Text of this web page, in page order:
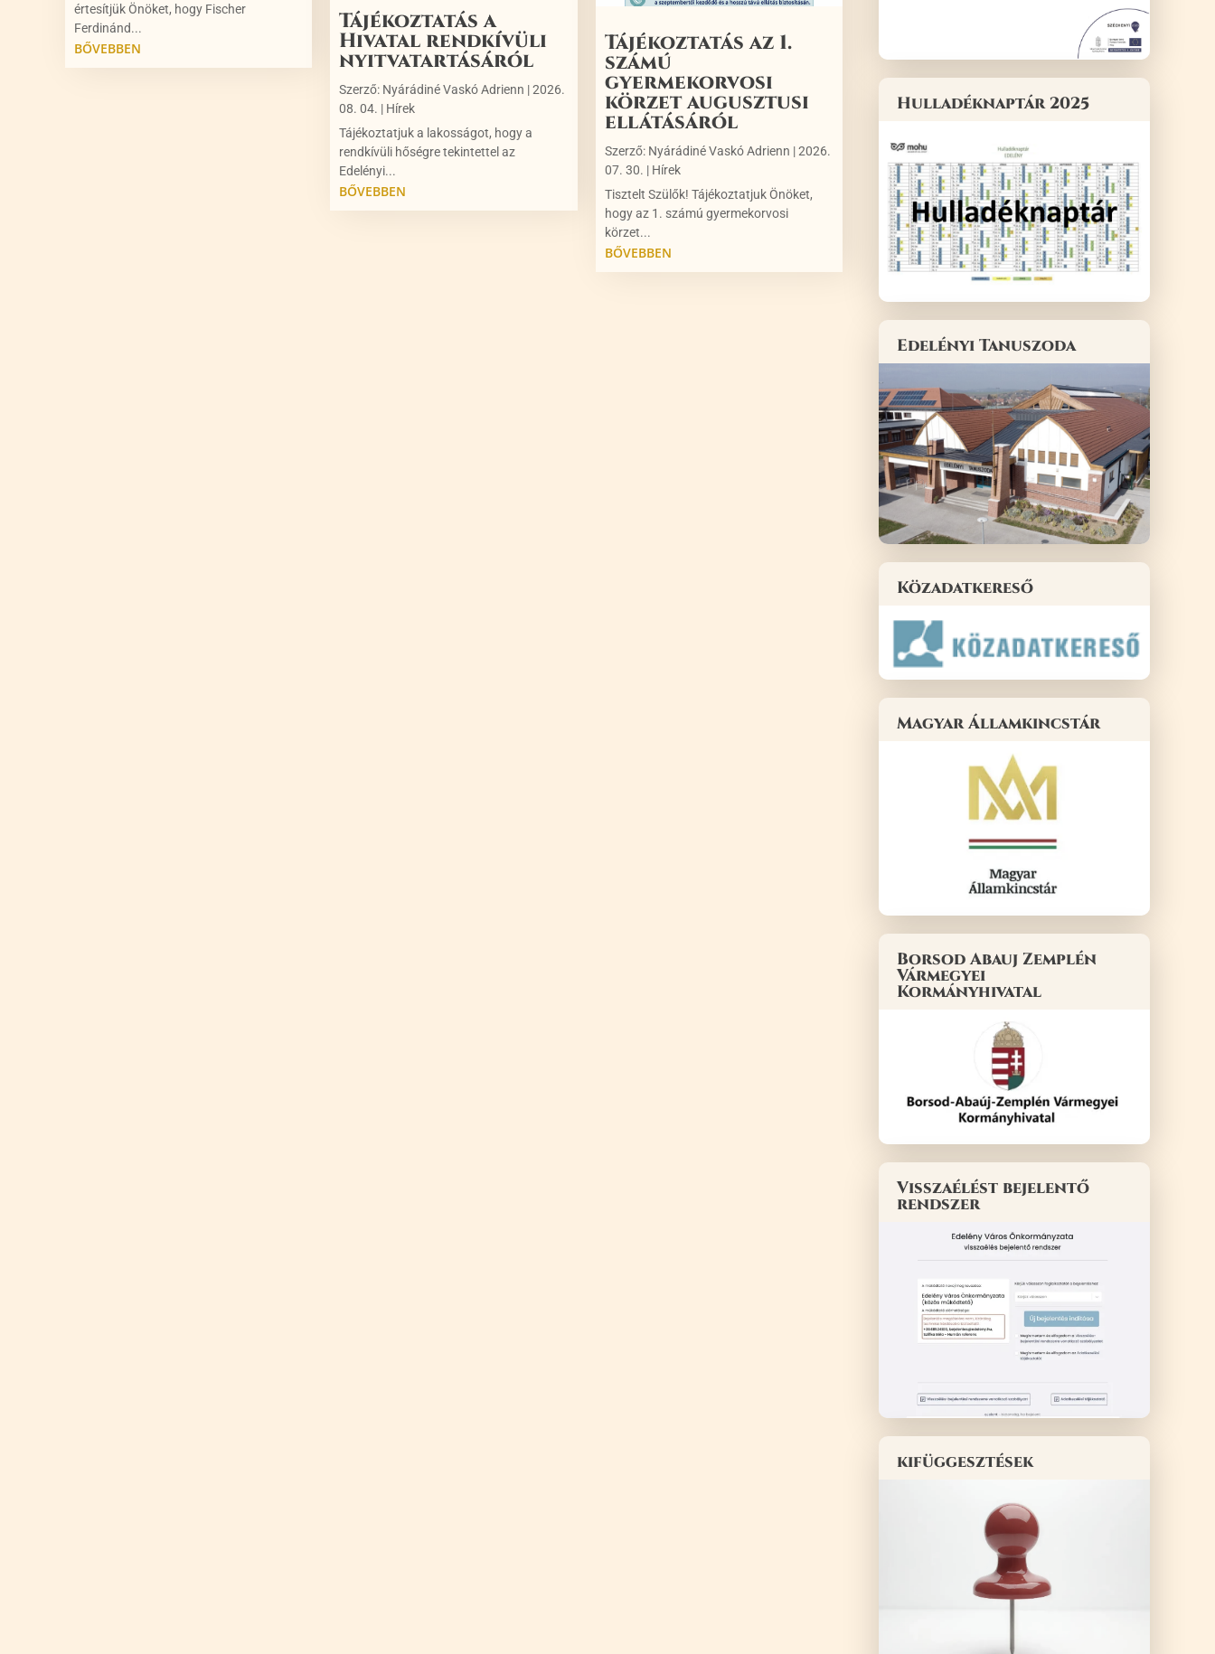
értesítjük Önöket, hogy Fischer
Ferdinánd...
BŐVEBBEN
Tájékoztatás a
Hivatal rendkívüli
nyitvatartásáról
Szerző: Nyárádiné Vaskó Adrienn |2026.
08. 04. | Hírek
Tájékoztatjuk a lakosságot, hogy a
rendkívüli hőségre tekintettel az
Edelényi...
BŐVEBBEN
Tájékoztatás az 1.
számú
gyermekorvosi
körzet augusztusi
ellátásáról
Szerző: Nyárádiné Vaskó Adrienn |2026.
07. 30. | Hírek
Tisztelt Szülők! Tájékoztatjuk Önöket,
hogy az 1. számú gyermekorvosi
körzet...
BŐVEBBEN
Hulladéknaptár 2025
Edelényi Tanuszoda
Közadatkereső
Magyar Államkincstár
Borsod Abauj Zemplén
Vármegyei
Kormányhivatal
Visszaélést bejelentő
rendszer
kifüggesztések